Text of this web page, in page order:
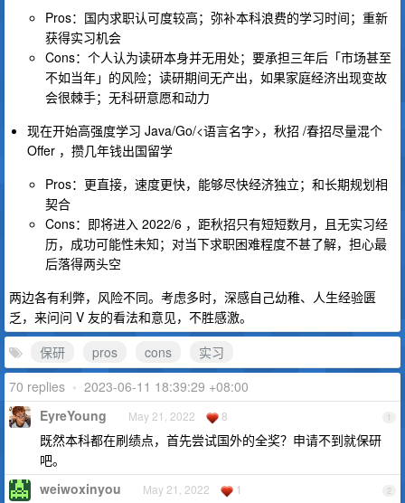
Pros：国内求职认可度较高；弥补本科浪费的学习时间；重新
获得实习机会
Cons：个人认为读研本身并无用处；要承担三年后「市场甚至
不如当年」的风险；读研期间无产出，如果家庭经济出现变故
会很棘手；无科研意愿和动力
现在开始高强度学习 Java/Go/<语言名字>，秋招 /春招尽量混个
Offer ，攒几年钱出国留学
Pros：更直接，速度更快，能够尽快经济独立；和长期规划相
契合
Cons：即将进入 2022/6 ，距秋招只有短短数月，且无实习经
历，成功可能性未知；对当下求职困难程度不甚了解，担心最
后落得两头空
两边各有利弊，风险不同。考虑多时，深感自己幼稚、人生经验匮
乏，来问问 V 友的看法和意见，不胜感激。
保研
pros cons
实习
70 replies • 2023-06-11 18:39:29 +08:00
1
EyreYoung May 21, 2022 8
既然本科都在刷绩点，首先尝试国外的全奖？申请不到就保研
吧。
2
weiwoxinyou May 21, 2022 1